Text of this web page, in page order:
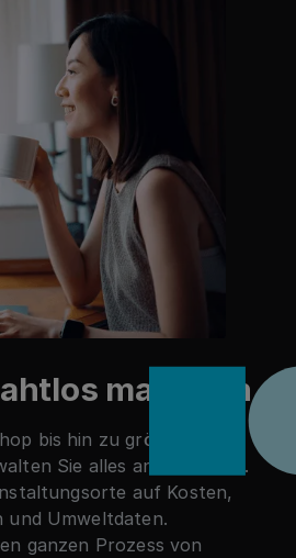
managen
bis hin zu größeren
Sie alles an einem Ort.
auf Kosten,
und Umweltdaten.
ganzen Prozess von